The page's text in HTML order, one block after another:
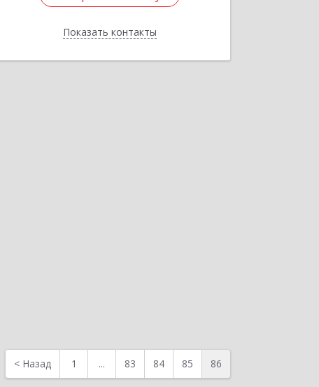
Показать контакты
Назад
< Назад 1 ... 83 84 85 86